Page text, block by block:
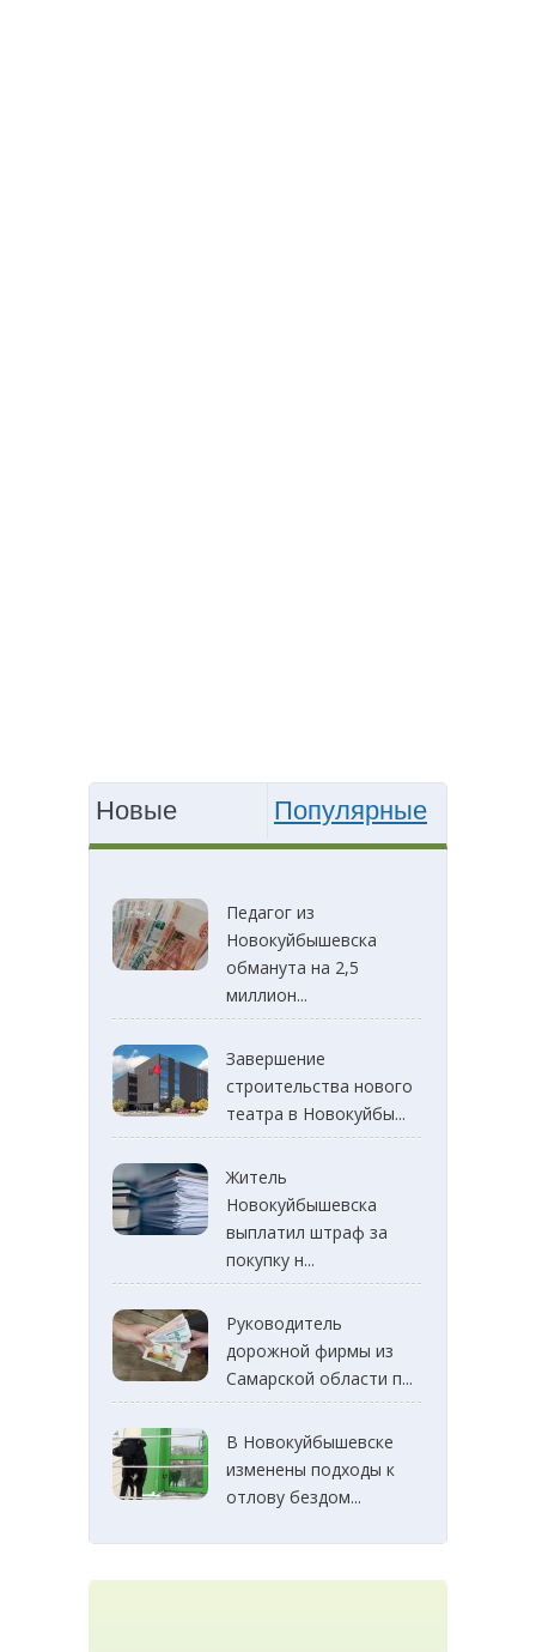
Новые Популярные
Педагог из
Новокуйбышевска
обманута на 2,5
миллион...
Завершение
строительства нового
театра в Новокуйбы...
Житель
Новокуйбышевска
выплатил штраф за
покупку н...
Руководитель
дорожной фирмы из
Самарской области п...
В Новокуйбышевске
изменены подходы к
отлову бездом...